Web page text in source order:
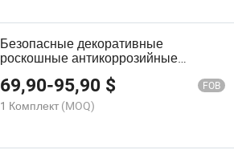
Безопасные декоративные
роскошные антикоррозийные
огнеупорные экологически чистые
материалы стальные квартиры
настраиваемая входная дверь
69,90-95,90 $ FOB
1 Комплект (MOQ)